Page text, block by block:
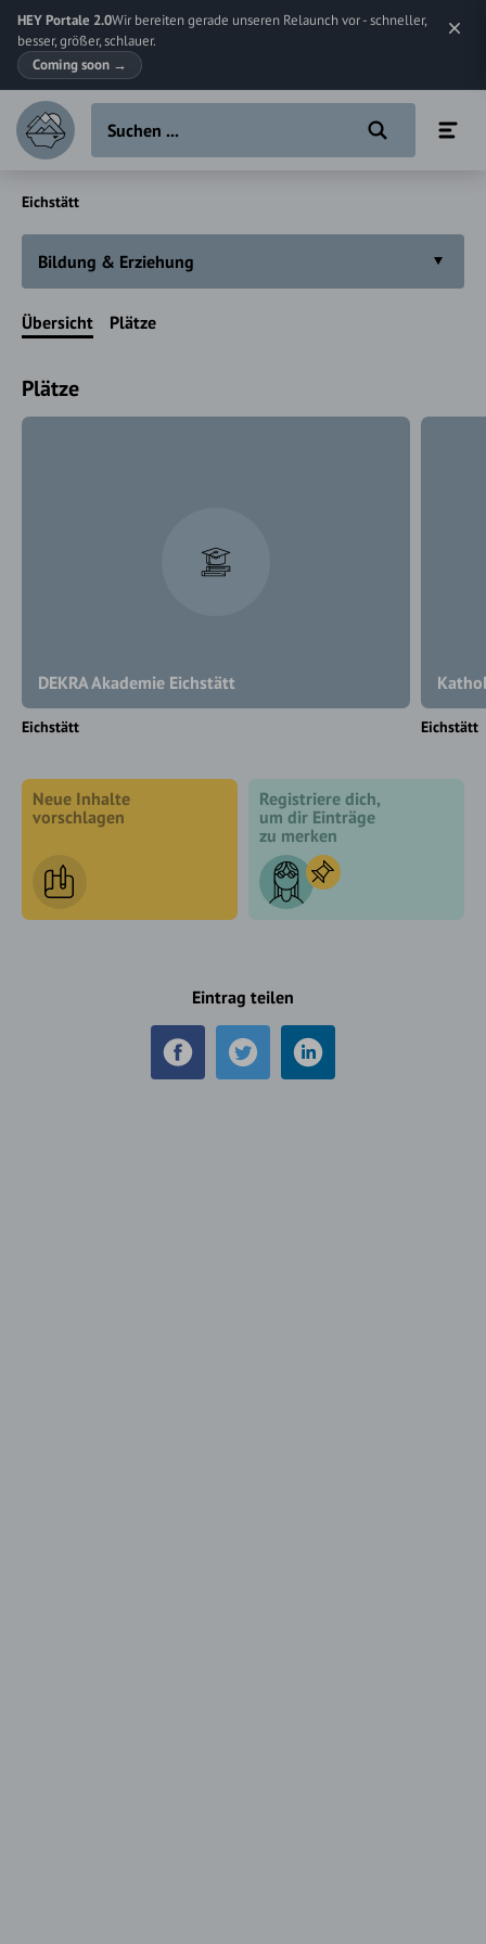
HEY Portale 2.0Wir bereiten gerade unseren Relaunch vor - schneller,
besser, größer, schlauer.
Coming soon →
Eichstätt
Bildung & Erziehung
Übersicht Plätze
Plätze
DEKRA Akademie Eichstätt
Eichstätt Eichstätt
Neue Inhalte
vorschlagen
Registriere dich,
um dir Einträge
zu merken
Eintrag teilen